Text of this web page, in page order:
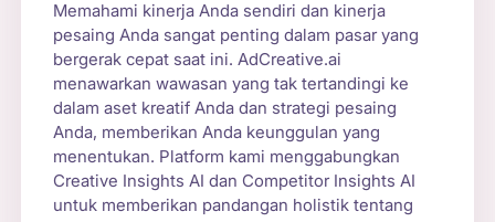
Memahami kinerja Anda sendiri dan kinerja
pesaing Anda sangat penting dalam pasar yang
bergerak cepat saat ini. AdCreative.ai
menawarkan wawasan yang tak tertandingi ke
dalam aset kreatif Anda dan strategi pesaing
Anda, memberikan Anda keunggulan yang
menentukan. Platform kami menggabungkan
Creative Insights AI dan Competitor Insights AI
untuk memberikan pandangan holistik tentang